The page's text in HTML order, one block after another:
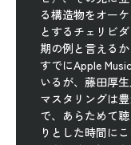
る構造物をオー
とするチェリビ
期の例と言えるか
すでにApple
いるが、藤田厚
マスタリングは
で、あらためて
りとした時間に